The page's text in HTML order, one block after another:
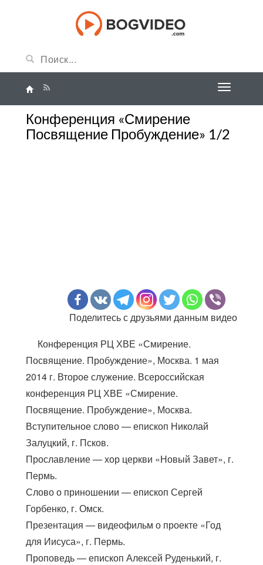
Конференция «Смирение
Посвящение Пробуждение» 1/2
Поделитесь с друзьями данным видео
Конференция РЦ ХВЕ «Смирение.
Посвящение. Пробуждение», Москва. 1 мая
2014 г. Второе служение. Всероссийская
конференция РЦ ХВЕ «Смирение.
Посвящение. Пробуждение», Москва.
Вступительное слово — епископ Николай
Залуцкий, г. Псков.
Прославление — хор церкви «Новый Завет», г.
Пермь.
Слово о приношении — епископ Сергей
Горбенко, г. Омск.
Презентация — видеофильм о проекте «Год
для Иисуса», г. Пермь.
Проповедь — епископ Алексей Руденький, г.